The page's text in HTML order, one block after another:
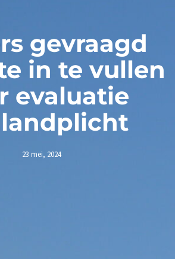
gevraagd
in te vullen
evaluatie
23 mei, 2024